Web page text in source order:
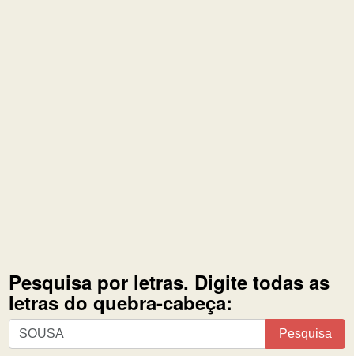
Pesquisa por letras. Digite todas as
letras do quebra-cabeça:
Pesquisa
por
Pesquisa